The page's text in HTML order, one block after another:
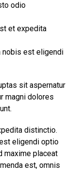
odio
et expedita
nobis est eligendi
sit aspernatur
magni dolores
distinctio.
eligendi optio
maxime placeat
est, omnis